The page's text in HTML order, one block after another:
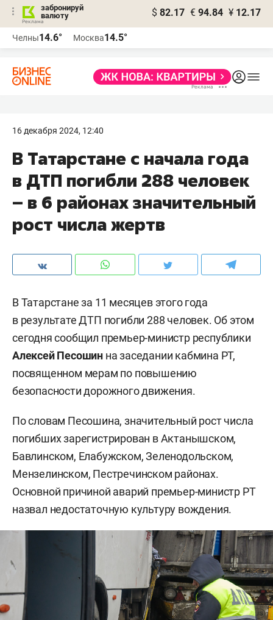
забронируй
валюту
$ 82.17 € 94.84 ¥ 12.17
Челны14.6° Москва14.5°
16 декабря 2024, 12:40
В Татарстане с начала года
в ДТП погибли 288 человек
– в 6 районах значительный
рост числа жертв
В Татарстане за 11 месяцев этого года
в результате ДТП погибли 288 человек. Об этом
сегодня сообщил премьер-министр республики
Алексей Песошин на заседании кабмина РТ,
посвященном мерам по повышению
безопасности дорожного движения.
По словам Песошина, значительный рост числа
погибших зарегистрирован в Актанышском,
Бавлинском, Елабужском, Зеленодольском,
Мензелинском, Пестречинском районах.
Основной причиной аварий премьер-министр РТ
назвал недостаточную культуру вождения.